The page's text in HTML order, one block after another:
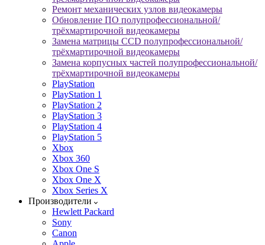
Ремонт механических узлов видеокамеры
Обновление ПО полупрофессиональной/
трёхмартирочной видеокамеры
Замена матрицы CCD полупрофессиональной/
трёхмартирочной видеокамеры
Замена корпусных частей полупрофессиональной/
трёхмартирочной видеокамеры
PlayStation
PlayStation 1
PlayStation 2
PlayStation 3
PlayStation 4
PlayStation 5
Xbox
Xbox 360
Xbox One S
Xbox One X
Xbox Series X
Производители
Hewlett Packard
Sony
Canon